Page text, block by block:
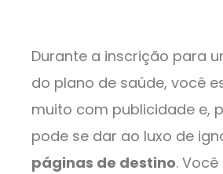
Durante a inscrição para
do plano de saúde, você
muito com publicidade e,
pode se dar ao luxo de
páginas de destino.